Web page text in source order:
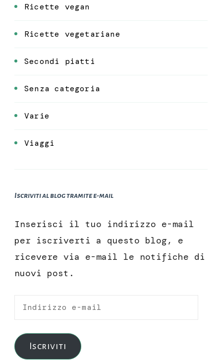
Ricette vegan
Ricette vegetariane
Secondi piatti
Senza categoria
Varie
Viaggi
Iscriviti al blog tramite e-mail
Inserisci il tuo indirizzo e-mail
per iscriverti a questo blog, e
ricevere via e-mail le notifiche di
nuovi post.
Indirizzo
mail
Iscriviti